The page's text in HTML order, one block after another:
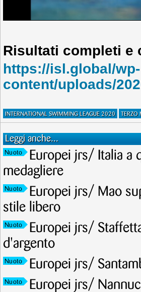
Risultati completi e
https://isl.global/wp-
content/uploads/
INTERNATIONAL SWIMMING LEAGUE 2020 TERZO
Leggi anche...
Nuoto
Europei jrs/ Italia a
medagliere
Nuoto
Europei jrs/ Mao
stile libero
Nuoto
Europei jrs/
d'argento
Nuoto Europei jrs/
Nuoto Europei jrs/